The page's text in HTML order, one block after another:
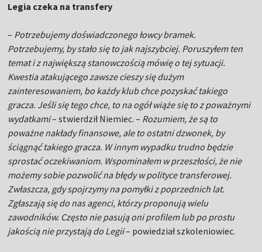
Legia czeka na transfery
– Potrzebujemy doświadczonego łowcy bramek.
Potrzebujemy, by stało się to jak najszybciej. Poruszyłem ten
temat i z największą stanowczością mówię o tej sytuacji.
Kwestia atakującego zawsze cieszy się dużym
zainteresowaniem, bo każdy klub chce pozyskać takiego
gracza. Jeśli się tego chce, to na ogół wiąże się to z poważnymi
wydatkami– stwierdził Niemiec. – Rozumiem, że są to
poważne nakłady finansowe, ale to ostatni dzwonek, by
ściągnąć takiego gracza. W innym wypadku trudno będzie
sprostać oczekiwaniom. Wspominałem w przeszłości, że nie
możemy sobie pozwolić na błędy w polityce transferowej.
Zwłaszcza, gdy spojrzymy na pomyłki z poprzednich lat.
Zgłaszają się do nas agenci, którzy proponują wielu
zawodników. Często nie pasują oni profilem lub po prostu
jakością nie przystają do Legii– powiedział szkoleniowiec.